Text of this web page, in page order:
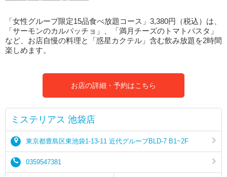
「女性グループ限定15品食べ放題コース」3,380円（税込）は、
「サーモンのカルパッチョ」、「満月チーズのトマトパスタ」
など、お店自慢の料理と「惑星カクテル」含む飲み放題を2時間
楽しめます。
お店の詳細・予約はこちら
ミステリアス 池袋店
東京都豊島区東池袋1-13-11 近代グループBLD-7 B1~2F
0359547381